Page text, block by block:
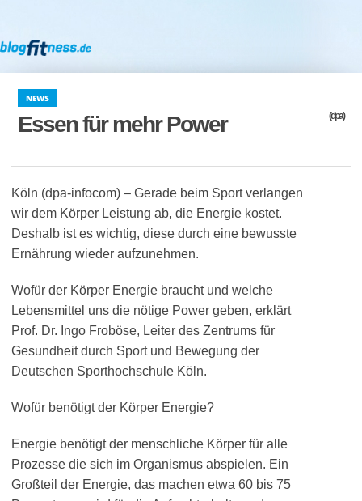
NEWS
Essen für mehr Power (dpa)
Köln (dpa-infocom) – Gerade beim Sport verlangen
wir dem Körper Leistung ab, die Energie kostet.
Deshalb ist es wichtig, diese durch eine bewusste
Ernährung wieder aufzunehmen.
Wofür der Körper Energie braucht und welche
Lebensmittel uns die nötige Power geben, erklärt
Prof. Dr. Ingo Froböse, Leiter des Zentrums für
Gesundheit durch Sport und Bewegung der
Deutschen Sporthochschule Köln.
Wofür benötigt der Körper Energie?
Energie benötigt der menschliche Körper für alle
Prozesse die sich im Organismus abspielen. Ein
Großteil der Energie, das machen etwa 60 bis 75